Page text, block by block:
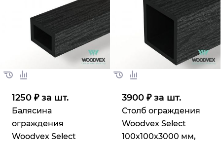
1250 ₽ за шт.
Балясина
ограждения
Woodvex Select
3900 ₽ за шт.
Столб ограждения
Woodvex Select
100х100х3000 мм,